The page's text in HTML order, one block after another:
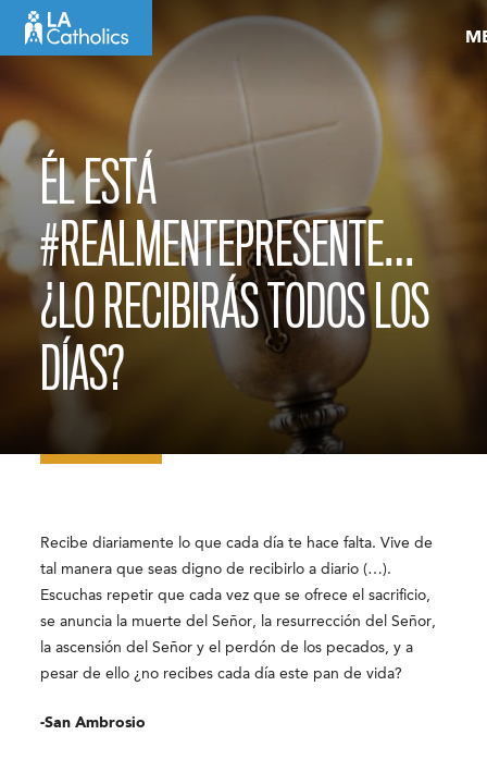
ÉL ESTÁ
#REALMENTEPRESENTE…
¿LO RECIBIRÁS TODOS LOS
DÍAS?
Recibe diariamente lo que cada día te hace falta. Vive de
tal manera que seas digno de recibirlo a diario (…).
Escuchas repetir que cada vez que se ofrece el sacrificio,
se anuncia la muerte del Señor, la resurrección del Señor,
la ascensión del Señor y el perdón de los pecados, y a
pesar de ello ¿no recibes cada día este pan de vida?
-San Ambrosio